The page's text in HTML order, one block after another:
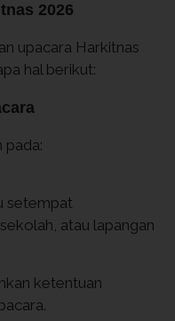
2026
upacara Harkitnas
hal berikut:
pada:
setempat
atau lapangan
ketentuan